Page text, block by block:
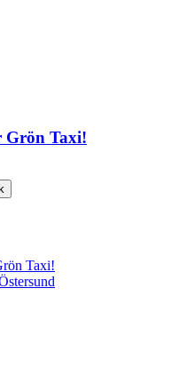
Grön Taxi!
Taxi!